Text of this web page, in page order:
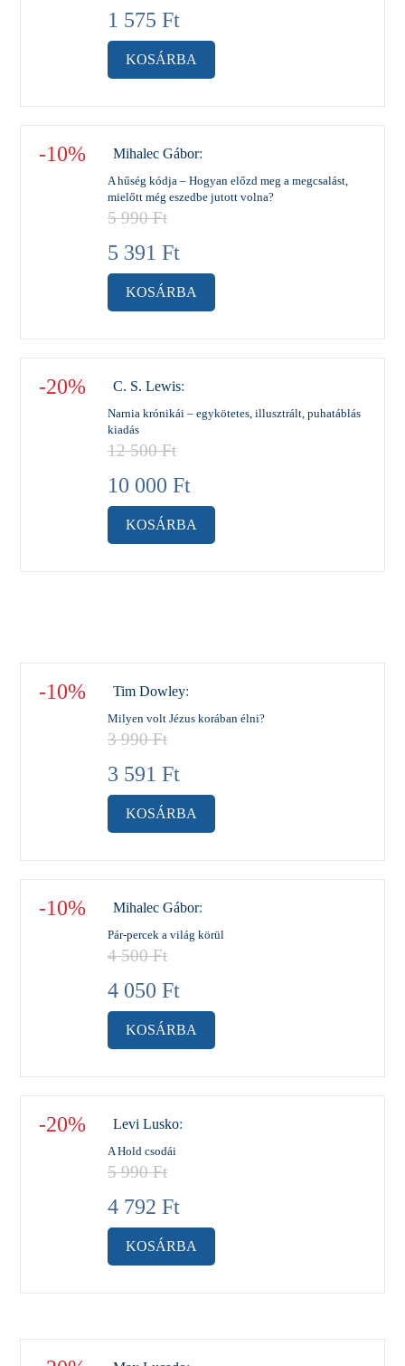
1 575 Ft
KOSÁRBA
-10% Mihalec Gábor:
A hűség kódja – Hogyan előzd meg a megcsalást,
mielőtt még eszedbe jutott volna?
5 990Ft
5 391 Ft
KOSÁRBA
-20% C. S. Lewis:
Narnia krónikái – egykötetes, illusztrált, puhatáblás
kiadás
12 500Ft
10 000 Ft
KOSÁRBA
-10% Tim Dowley:
Milyen volt Jézus korában élni?
3 990Ft
3 591 Ft
KOSÁRBA
-10% Mihalec Gábor:
Pár-percek a világ körül
4 500Ft
4 050 Ft
KOSÁRBA
-20% Levi Lusko:
A Hold csodái
5 990Ft
4 792 Ft
KOSÁRBA